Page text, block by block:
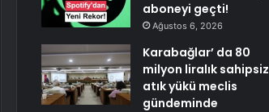
aboneyi geçti!
Ağustos 6, 2026
Karabağlar’ da 80
milyon liralık sahipsiz
atık yükü meclis
gündeminde